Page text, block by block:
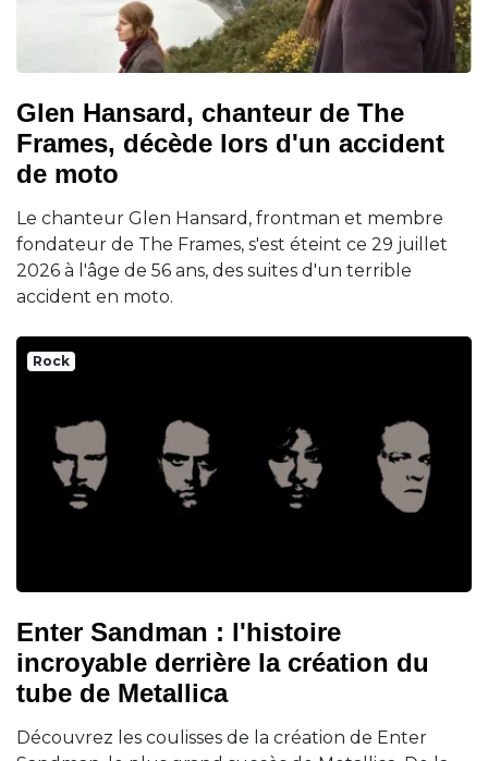
Glen Hansard, chanteur de The
Frames, décède lors d'un accident
de moto
Le chanteur Glen Hansard, frontman et membre
fondateur de The Frames, s'est éteint ce 29 juillet
2026 à l'âge de 56 ans, des suites d'un terrible
accident en moto.
Rock
Enter Sandman : l'histoire
incroyable derrière la création du
tube de Metallica
Découvrez les coulisses de la création de Enter